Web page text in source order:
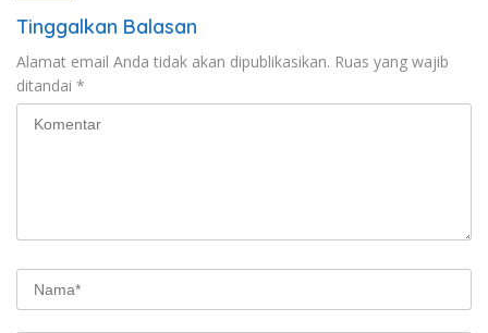
Tinggalkan Balasan
Alamat email Anda tidak akan dipublikasikan. Ruas yang wajib
ditandai *